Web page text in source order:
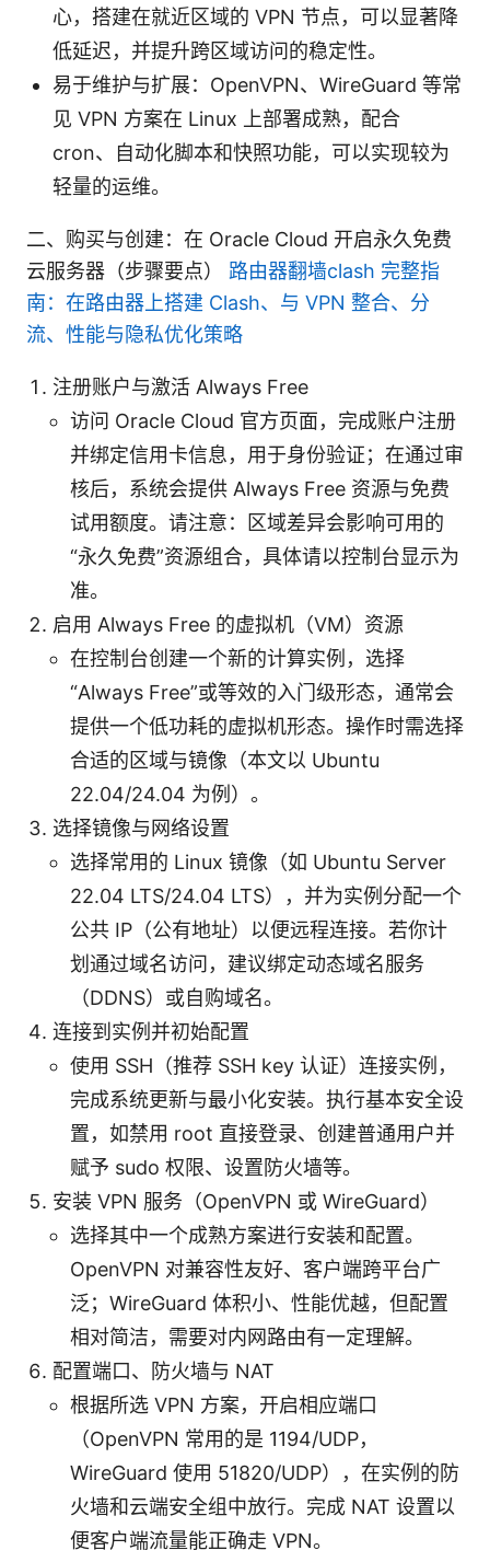
心，搭建在就近区域的 VPN 节点，可以显著降
低延迟，并提升跨区域访问的稳定性。
易于维护与扩展：OpenVPN、WireGuard 等常
见 VPN 方案在 Linux 上部署成熟，配合
cron、自动化脚本和快照功能，可以实现较为
轻量的运维。
二、购买与创建：在 Oracle Cloud 开启永久免费
云服务器（步骤要点） 路由器翻墙clash 完整指
南：在路由器上搭建 Clash、与 VPN 整合、分
流、性能与隐私优化策略
注册账户与激活 Always Free
访问 Oracle Cloud 官方页面，完成账户注册
并绑定信用卡信息，用于身份验证；在通过审
核后，系统会提供 Always Free 资源与免费
试用额度。请注意：区域差异会影响可用的
“永久免费”资源组合，具体请以控制台显示为
准。
启用 Always Free 的虚拟机（VM）资源
在控制台创建一个新的计算实例，选择
“Always Free”或等效的入门级形态，通常会
提供一个低功耗的虚拟机形态。操作时需选择
合适的区域与镜像（本文以 Ubuntu
22.04/24.04 为例）。
选择镜像与网络设置
选择常用的 Linux 镜像（如 Ubuntu Server
22.04 LTS/24.04 LTS），并为实例分配一个
公共 IP（公有地址）以便远程连接。若你计
划通过域名访问，建议绑定动态域名服务
（DDNS）或自购域名。
连接到实例并初始配置
使用 SSH（推荐 SSH key 认证）连接实例，
完成系统更新与最小化安装。执行基本安全设
置，如禁用 root 直接登录、创建普通用户并
赋予 sudo 权限、设置防火墙等。
安装 VPN 服务（OpenVPN 或 WireGuard）
选择其中一个成熟方案进行安装和配置。
OpenVPN 对兼容性友好、客户端跨平台广
泛；WireGuard 体积小、性能优越，但配置
相对简洁，需要对内网路由有一定理解。
配置端口、防火墙与 NAT
根据所选 VPN 方案，开启相应端口
（OpenVPN 常用的是 1194/UDP，
WireGuard 使用 51820/UDP），在实例的防
火墙和云端安全组中放行。完成 NAT 设置以
便客户端流量能正确走 VPN。